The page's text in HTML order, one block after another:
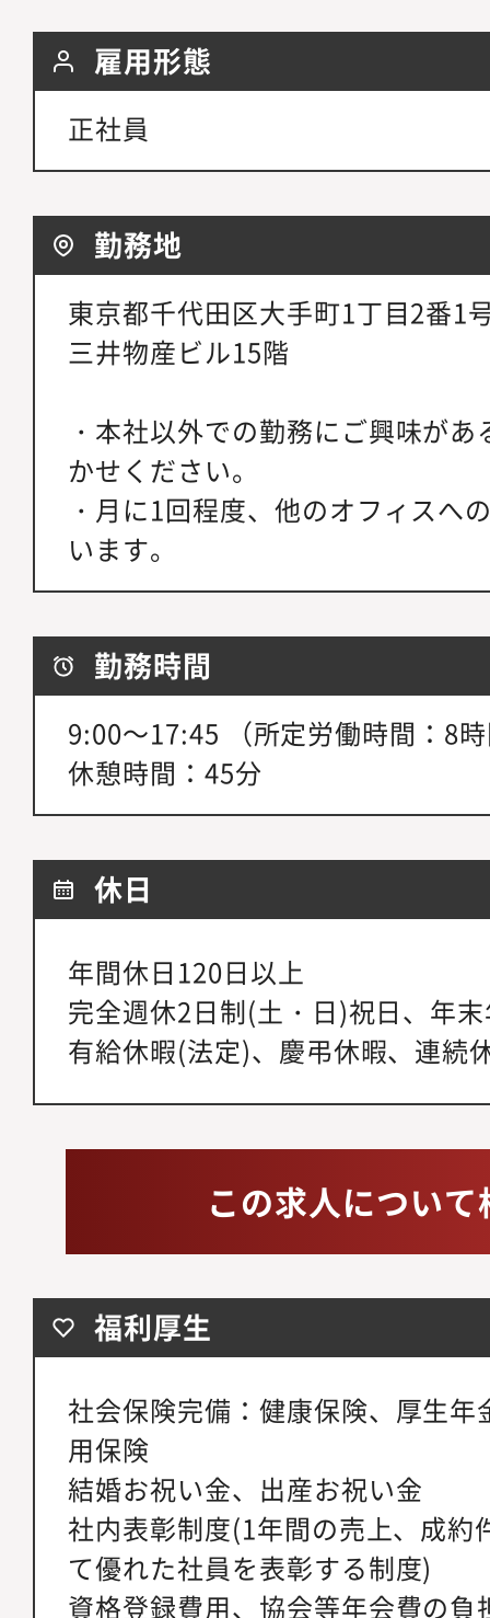
雇用形態
正社員
勤務地
東京都千代田区大手町1丁目2番1
三井物産ビル15階
・本社以外での勤務にご興味が
かせください。
・月に1回程度、他のオフィスへ
います。
勤務時間
9:00～17:45 （所定労働時間：8
休憩時間：45分
休日
年間休日120日以上
完全週休2日制(土・日)祝日、年
有給休暇(法定)、慶弔休暇、連続
この求人につい
福利厚生
社会保険完備：健康保険、厚生
用保険
結婚お祝い金、出産お祝い金
社内表彰制度(1年間の売上、成約
て優れた社員を表彰する制度)
資格登録費用、協会等年会費の負